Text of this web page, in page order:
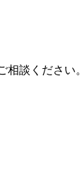
談ください。